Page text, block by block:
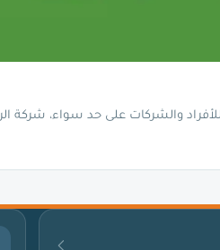
والشركات على حد سواء، شركة